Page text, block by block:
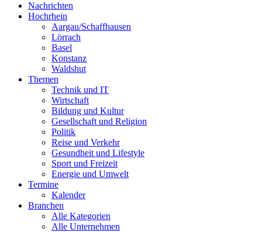
Nachrichten
Hochrhein
Aargau/Schaffhausen
Lörrach
Basel
Konstanz
Waldshut
Themen
Technik und IT
Wirtschaft
Bildung und Kultur
Gesellschaft und Religion
Politik
Reise und Verkehr
Gesundheit und Lifestyle
Sport und Freizeit
Energie und Umwelt
Termine
Kalender
Branchen
Alle Kategorien
Alle Unternehmen